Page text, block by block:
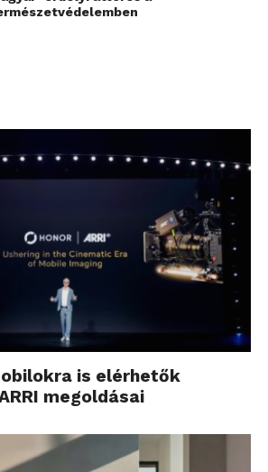
is elérhetők
megoldásai